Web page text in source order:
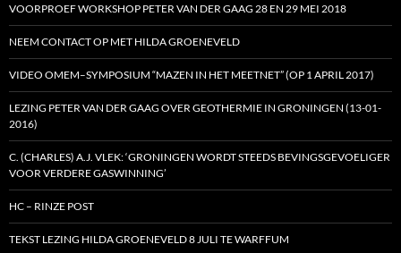
VOORPROEF WORKSHOP PETER VAN DER GAAG 28 EN 29 MEI 2018
NEEM CONTACT OP MET HILDA GROENEVELD
VIDEO OMEM–SYMPOSIUM “MAZEN IN HET MEETNET” (OP 1 APRIL 2017)
LEZING PETER VAN DER GAAG OVER GEOTHERMIE IN GRONINGEN (13-01-
2016)
C. (CHARLES) A.J. VLEK: ‘GRONINGEN WORDT STEEDS BEVINGSGEVOELIGER
VOOR VERDERE GASWINNING’
HC – RINZE POST
TEKST LEZING HILDA GROENEVELD 8 JULI TE WARFFUM